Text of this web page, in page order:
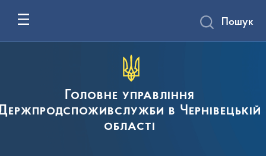
Головне управління
в Чернівецькій
області
Пошук